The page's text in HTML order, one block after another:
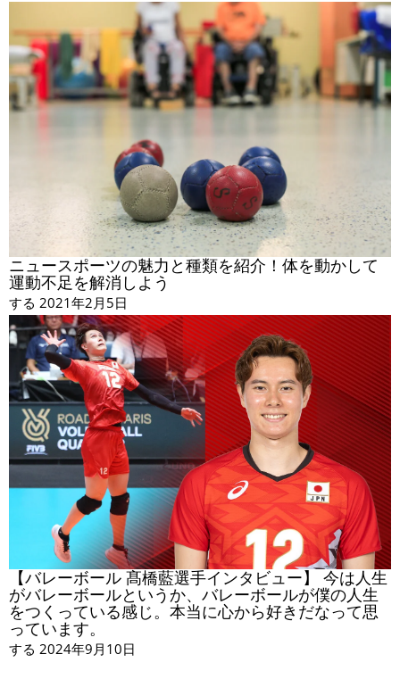
ニュースポーツの魅力と種類を紹介！体を動かして
運動不足を解消しよう
する 2021年2月5日
【バレーボール 髙橋藍選手インタビュー】 今は人生
がバレーボールというか、バレーボールが僕の人生
をつくっている感じ。本当に心から好きだなって思
っています。
する 2024年9月10日